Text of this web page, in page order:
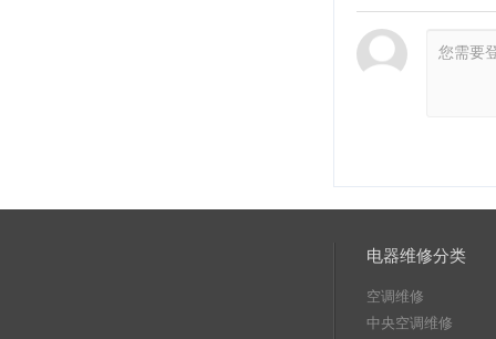
电器维修分类
空调维修
中央空调维修